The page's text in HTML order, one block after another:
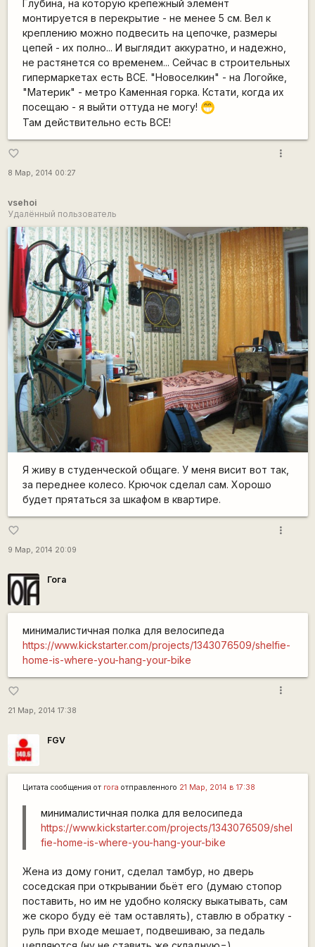
Глубина, на которую крепежный элемент
монтируется в перекрытие - не менее 5 см. Вел к
креплению можно подвесить на цепочке, размеры
цепей - их полно... И выглядит аккуратно, и надежно,
не растянется со временем... Сейчас в строительных
гипермаркетах есть ВСЕ. "Новоселкин" - на Логойке,
"Материк" - метро Каменная горка. Кстати, когда их
посещаю - я выйти оттуда не могу! ;D
Там действительно есть ВСЕ!
favorite_border
8 Мар, 2014 00:27
more_vert
vsehoi
Удалённый пользователь
Я живу в студенческой общаге. У меня висит вот так,
за переднее колесо. Крючок сделал сам. Хорошо
будет прятаться за шкафом в квартире.
favorite_border
9 Мар, 2014 20:09
more_vert
Гога
минималистичная полка для велосипеда
https://www.kickstarter.com/projects/1343076509/shelfie-
home-is-where-you-hang-your-bike
favorite_border
21 Мар, 2014 17:38
more_vert
FGV
Цитата сообщения от гога отправленного 21 Мар, 2014 в 17:38
минималистичная полка для велосипеда
https://www.kickstarter.com/projects/1343076509/shel
fie-home-is-where-you-hang-your-bike
Жена из дому гонит, сделал тамбур, но дверь
соседская при открывании бьёт его (думаю стопор
поставить, но им не удобно коляску выкатывать, сам
же скоро буду её там оставлять), ставлю в обратку -
руль при входе мешает, подвешиваю, за педаль